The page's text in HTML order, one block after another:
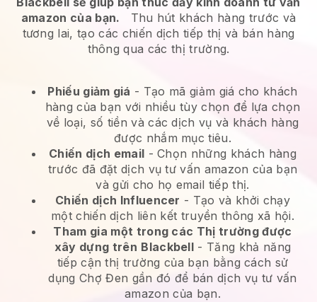
amazon của bạn.
Thu hút khách hàng trước và
tương lai, tạo các chiến dịch tiếp thị và bán hàng
thông qua các thị trường.
Phiếu giảm giá - Tạo mã giảm giá cho khách
hàng của bạn với nhiều tùy chọn để lựa chọn
về loại, số tiền và các dịch vụ và khách hàng
được nhắm mục tiêu.
Chiến dịch email -Chọn những khách hàng
trước đã đặt dịch vụ tư vấn amazon của bạn
và gửi cho họ email tiếp thị.
Chiến dịch Influencer - Tạo và khởi chạy
một chiến dịch liên kết truyền thông xã hội.
Tham gia một trong các Thị trường được
xây dựng trên Blackbell - Tăng khả năng
tiếp cận thị trường của bạn bằng cách sử
dụng Chợ Đen gần đó để bán dịch vụ tư vấn
amazon của bạn.